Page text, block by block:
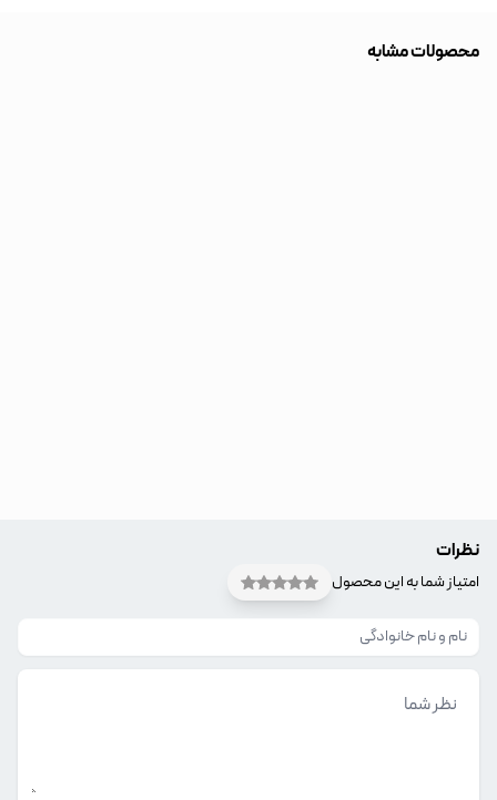
محصولات مشابه
نظرات
امتیاز شما به این محصول